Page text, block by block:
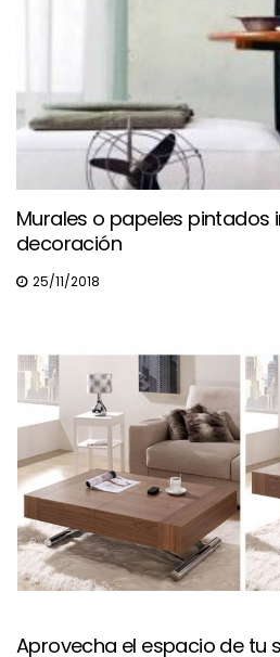
Murales o papeles pintados
decoración
25/11/2018
Aprovecha el espacio de tu